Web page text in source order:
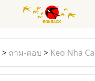
> ถาม-ตอบ > Keo Nha